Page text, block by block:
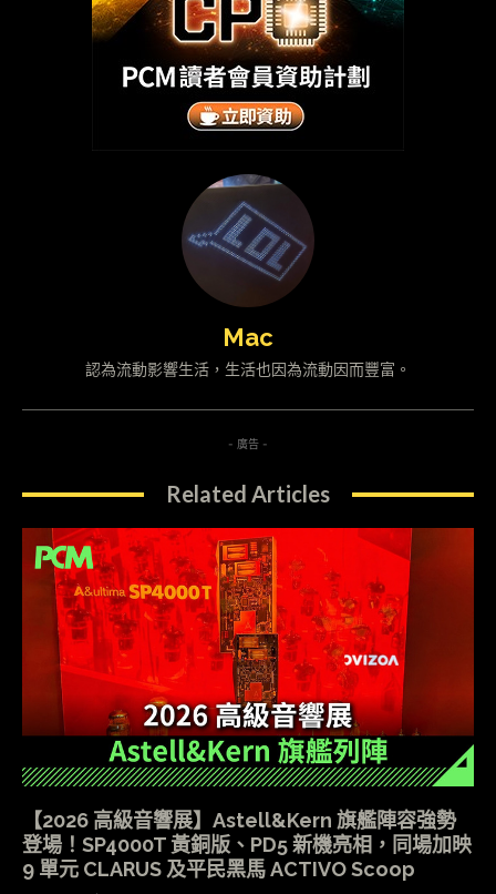
Mac
認為流動影響生活，生活也因為流動因而豐富。
- 廣告 -
Related Articles
【2026 高級音響展】Astell&Kern 旗艦陣容強勢
登場！SP4000T 黃銅版、PD5 新機亮相，同場加映
9 單元 CLARUS 及平民黑馬 ACTIVO Scoop